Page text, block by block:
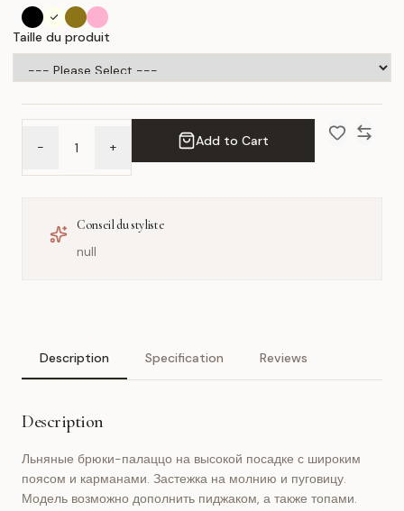
Taille du produit
- + Add to Cart
Conseil du styliste
null
Description Specification Reviews
Description
Льняные брюки-палаццо на высокой посадке с широким
поясом и карманами. Застежка на молнию и пуговицу.
Модель возможно дополнить пиджаком, а также топами.